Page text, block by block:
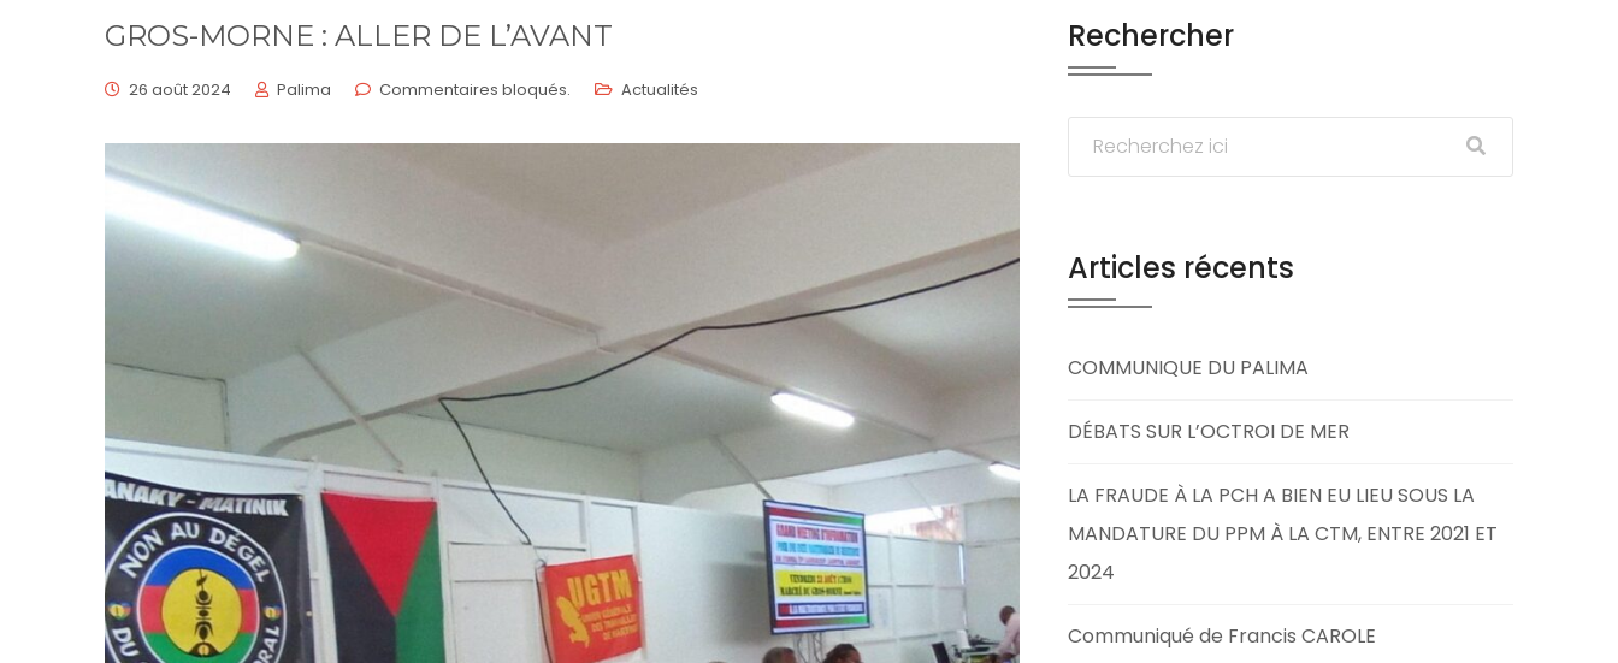
GROS-MORNE : ALLER DE L’AVANT
26 août 2024 Palima Commentaires bloqués. Actualités
Rechercher
Articles récents
COMMUNIQUE DU PALIMA
DÉBATS SUR L’OCTROI DE MER
LA FRAUDE À LA PCH A BIEN EU LIEU SOUS LA
MANDATURE DU PPM À LA CTM, ENTRE 2021 ET
2024
Communiqué de Francis CAROLE